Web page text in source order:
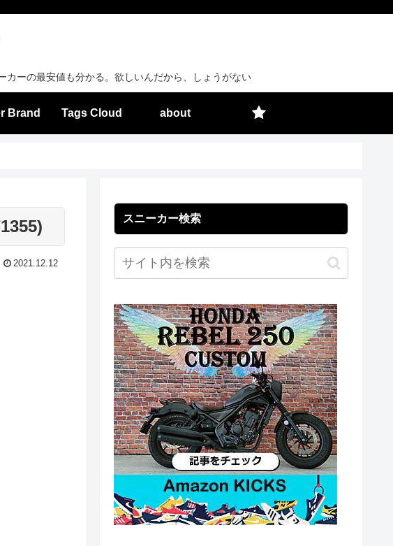
ーの最安値も分かる。欲しいんだから、しょうがない
Brand Tags Cloud about
2021.12.12
スニーカー検索